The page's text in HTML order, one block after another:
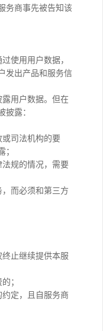
务商事先被告知该
使用用户数据，
发出产品和服务信
用户数据。但在
露：
或司法机构的要
法规的情况，需要
，而必须和第三方
止继续提供本服
；
约定，且自服务商